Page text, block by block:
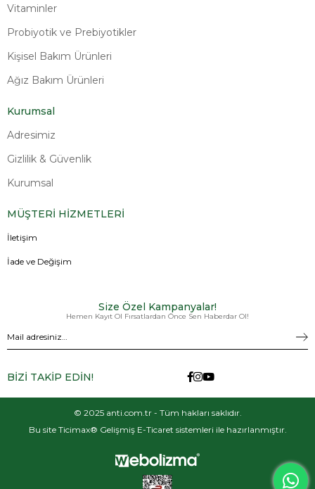
Vitaminler
Probiyotik ve Prebiyotikler
Kişisel Bakım Ürünleri
Ağız Bakım Ürünleri
Kurumsal
Adresimiz
Gizlilik & Güvenlik
Kurumsal
MÜŞTERİ HİZMETLERİ
İletişim
İade ve Değişim
Size Özel Kampanyalar!
Hemen Kayıt Ol Fırsatlardan Önce Sen Haberdar Ol!
BİZİ TAKİP EDİN!
© 2025 anti.com.tr - Tüm hakları saklıdır.
Bu site Ticimax® Gelişmiş E-Ticaret sistemleri ile hazırlanmıştır.